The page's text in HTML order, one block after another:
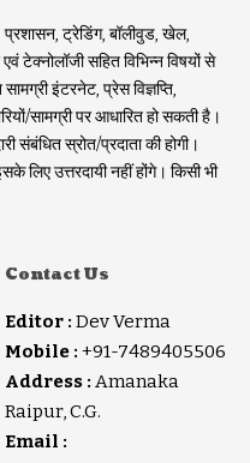
प्रशासन, ट्रेडिंग, बॉलीवुड, खेल,
टेक्नोलॉजी सहित विभिन्न विषयों से
इंटरनेट, प्रेस विज्ञप्ति,
सामग्री पर आधारित हो सकती है।
संबंधित स्रोत/प्रदाता की होगी।
लिए उत्तरदायी नहीं होंगे। किसी भी
Contact Us
Editor : Dev Verma
Mobile : +91-7489405506
Address : Amanaka
Raipur, C.G.
Email :